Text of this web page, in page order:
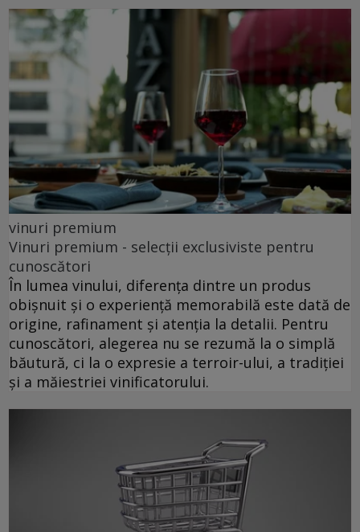
vinuri premium
Vinuri premium - selecții exclusiviste pentru
cunoscători
În lumea vinului, diferența dintre un produs
obișnuit și o experiență memorabilă este dată de
origine, rafinament și atenția la detalii. Pentru
cunoscători, alegerea nu se rezumă la o simplă
băutură, ci la o expresie a terroir-ului, a tradiției
și a măiestriei vinificatorului.